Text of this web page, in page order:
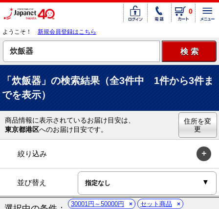
0
ようこそ！ 新規会員登録はこちら
「炊飯器」の検索結果（全3件中 1件から3件ま
でを表示）
商品情報に表示されているお届け目安は、
東京都港区へのお届け目安です。
住所を変
更
絞り込み
並び替え
30001円～50000円 セット商品